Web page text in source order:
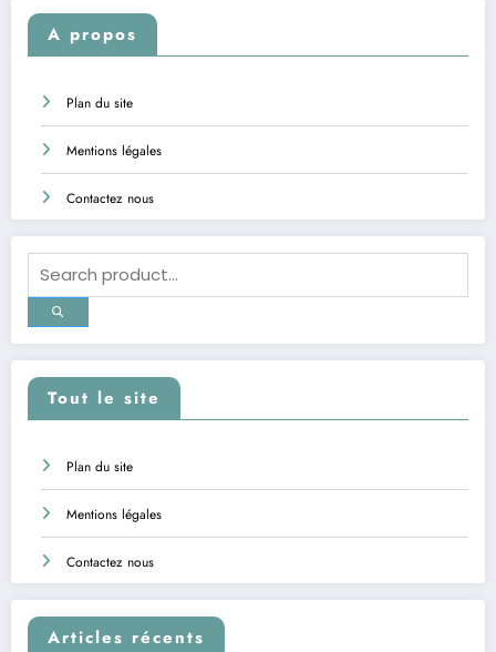
A propos
Plan du site
Mentions légales
Contactez nous
Tout le site
Plan du site
Mentions légales
Contactez nous
Articles récents